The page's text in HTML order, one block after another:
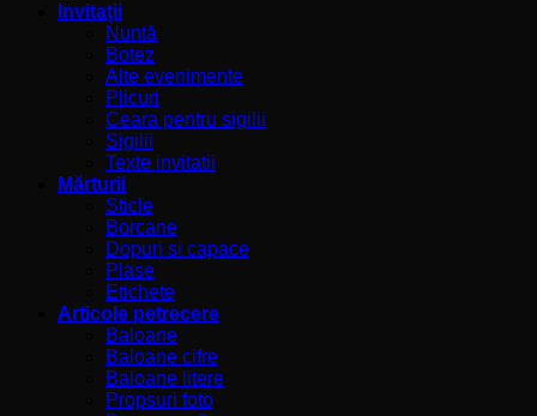
Invitații
Nuntă
Botez
Alte evenimente
Plicuri
Ceara pentru sigilii
Sigilii
Texte invitatii
Mărturii
Sticle
Borcane
Dopuri si capace
Plase
Etichete
Articole petrecere
Baloane
Baloane cifre
Baloane litere
Propsuri foto